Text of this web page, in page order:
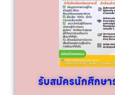
รับสมัครนักศึกษ